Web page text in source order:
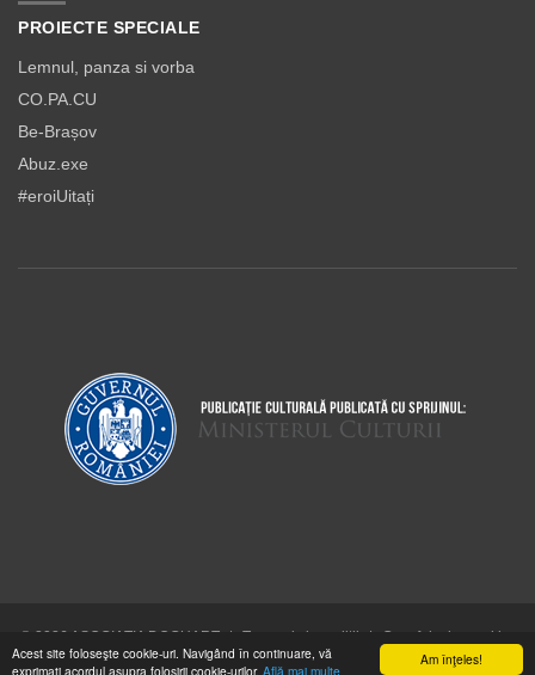
Am înţeles!
Acest site foloseşte cookie-uri. Navigând în continuare, vă
exprimaţi acordul asupra folosirii cookie-urilor. Află mai multe
PROIECTE SPECIALE
Lemnul, panza si vorba
CO.PA.CU
Be-Brașov
Abuz.exe
#eroiUitați
© 2026 ASOCIAŢIA DOCUART | Termeni şi condiţii |
Cum folosim cookie-
urile